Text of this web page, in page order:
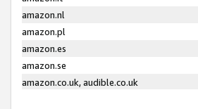
amazon.nl
amazon.pl
amazon.es
amazon.se
amazon.co.uk, audible.co.uk